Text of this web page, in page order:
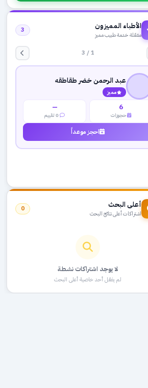
الأطباء المميزون
مفعّلة خدمة طبيب مميز
3
1 / 3
عبد الرحمن خضر طقاطقه
مميز
6
حجوزات
—
احجز موعداً
أعلى البحث
اشتراكات أعلى نتائج البحث
0
لا يوجد اشتراكات نشطة
لم يفعّل أحد خاصية أعلى البحث